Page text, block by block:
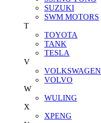
SUZUKI
SWM MOTORS
T
TOYOTA
TANK
TESLA
V
VOLKSWAGEN
VOLVO
W
WULING
X
XPENG